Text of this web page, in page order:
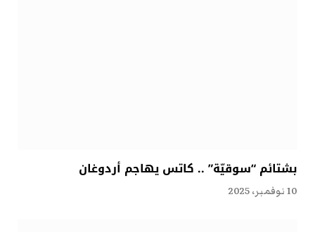
بشتائم “سوقيّة” .. كاتس يهاجم أردوغان
10 نوفمبر، 2025